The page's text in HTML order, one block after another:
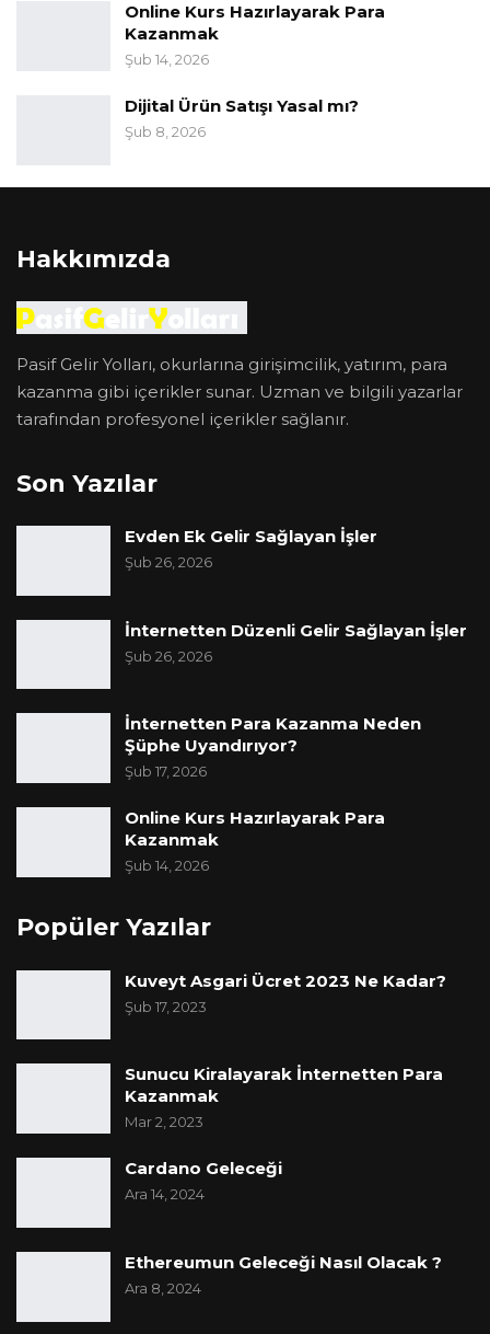
Online Kurs Hazırlayarak Para
Kazanmak
Şub 14, 2026
Dijital Ürün Satışı Yasal mı?
Şub 8, 2026
Hakkımızda
Pasif Gelir Yolları, okurlarına girişimcilik, yatırım, para
kazanma gibi içerikler sunar. Uzman ve bilgili yazarlar
tarafından profesyonel içerikler sağlanır.
Son Yazılar
Evden Ek Gelir Sağlayan İşler
Şub 26, 2026
İnternetten Düzenli Gelir Sağlayan İşler
Şub 26, 2026
İnternetten Para Kazanma Neden
Şüphe Uyandırıyor?
Şub 17, 2026
Online Kurs Hazırlayarak Para
Kazanmak
Şub 14, 2026
Popüler Yazılar
Kuveyt Asgari Ücret 2023 Ne Kadar?
Şub 17, 2023
Sunucu Kiralayarak İnternetten Para
Kazanmak
Mar 2, 2023
Cardano Geleceği
Ara 14, 2024
Ethereumun Geleceği Nasıl Olacak ?
Ara 8, 2024